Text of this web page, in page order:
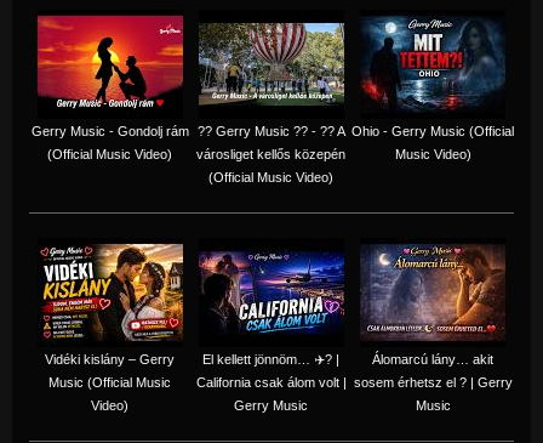
Gerry Music - Gondolj rám
(Official Music Video)
?? Gerry Music ?? - ?? A
városliget kellős közepén
(Official Music Video)
Ohio - Gerry Music (Official
Music Video)
Vidéki kislány – Gerry
Music (Official Music
Video)
El kellett jönnöm… ✈️? |
California csak álom volt |
Gerry Music
Álomarcú lány… akit
sosem érhetsz el ? | Gerry
Music